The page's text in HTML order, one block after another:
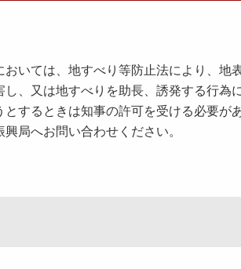
いては、地すべり等防止法により、地
、又は地すべりを助長、誘発する行為
するときは知事の許可を受ける必要があ
局へお問い合わせください。